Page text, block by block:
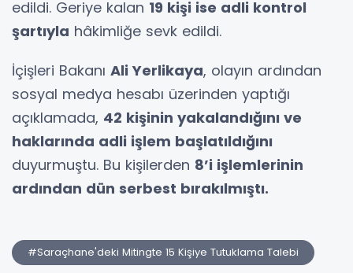
edildi. Geriye kalan 19 kişi ise adli kontrol
şartıyla hâkimliğe sevk edildi.
İçişleri Bakanı Ali Yerlikaya, olayın ardından
sosyal medya hesabı üzerinden yaptığı
açıklamada, 42 kişinin yakalandığını ve
haklarında adli işlem başlatıldığını
duyurmuştu. Bu kişilerden 8’i işlemlerinin
ardından dün serbest bırakılmıştı.
#Saraçhane'deki Mitingte 15 Kişiye Tutuklama Talebi